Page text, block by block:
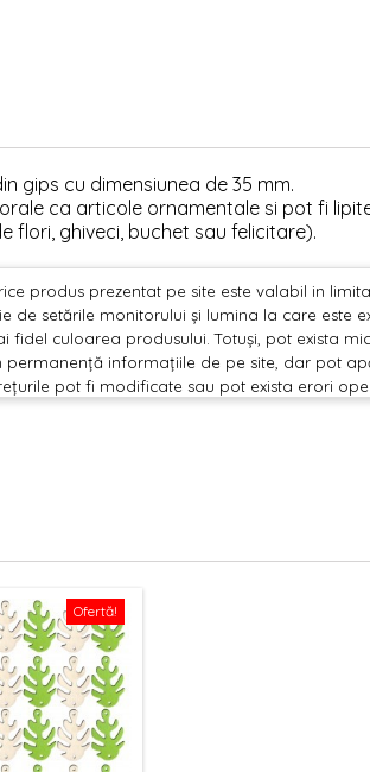
gips cu dimensiunea de 35 mm.
ca articole ornamentale si pot fi
flori, ghiveci, buchet sau felicitare).
produs prezentat pe site este valabil in
de setările monitorului și lumina la care este
fidel culoarea produsului. Totuși, pot exista
permanență informațiile de pe site, dar pot
pot fi modificate sau pot exista erori
Ofertă!